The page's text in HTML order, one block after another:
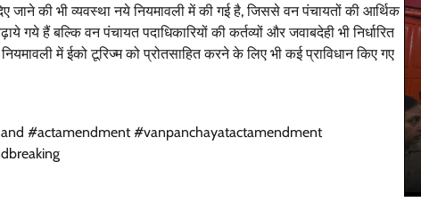
की भी व्यवस्था नये नियमावली में की गई है, जिससे वन पंचायतों की आर्थिक
हैं बल्कि वन पंचायत पदाधिकारियों की कर्तव्यों और जवाबदेही भी निर्धारित
में ईको टूरिज्म को प्रोतसाहित करने के लिए भी कई प्राविधान किए गए
#actamendment #vanpanchayatactamendment
आर्थिक मदद की गुहार